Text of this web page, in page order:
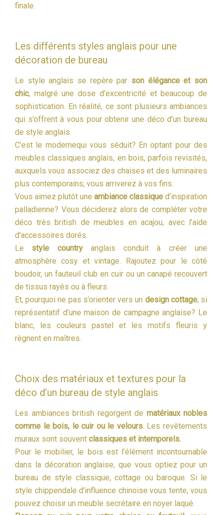
finale.
Les différents styles anglais pour une
décoration de bureau
Le style anglais se repère par son élégance et son
chic, malgré une dose d’excentricité et beaucoup de
sophistication. En réalité, ce sont plusieurs ambiances
qui s’offrent à vous pour obtenir une déco d’un bureau
de style anglais.
C’est le modernequi vous séduit? En optant pour des
meubles classiques anglais, en bois, parfois revisités,
auxquels vous associez des chaises et des luminaires
plus contemporains, vous arriverez à vos fins.
Vous aimez plutôt une ambiance classique d’inspiration
palladienne? Vous déciderez alors de compléter votre
déco très british de meubles en acajou, avec l’aide
d’accessoires dorés.
Le style countryanglais conduit à créer une
atmosphère cosy et vintage. Rajoutez pour le côté
boudoir, un fauteuil club en cuir ou un canapé recouvert
de tissus rayés ou à fleurs.
Et, pourquoi ne pas s’orienter vers un design cottage, si
représentatif d’une maison de campagne anglaise? Le
blanc, les couleurs pastel et les motifs fleuris y
règnent en maîtres.
Choix des matériaux et textures pour la
déco d’un bureau de style anglais
Les ambiances british regorgent de matériaux nobles
comme le bois, le cuir ou le velours. Les revêtements
muraux sont souvent classiques et intemporels.
Pour le mobilier, le bois est l’élément incontournable
dans la décoration anglaise, que vous optiez pour un
bureau de style classique, cottage ou baroque. Si le
style chippendale d’influence chinoise vous tente, vous
pouvez choisir un meuble secrétaire en noyer laqué.